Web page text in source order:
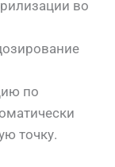
во
по
точку.